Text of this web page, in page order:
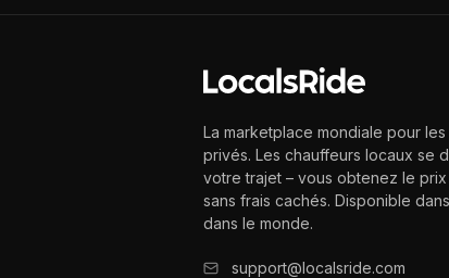
La marketplace mondiale pour
privés. Les chauffeurs locaux se
votre trajet – vous obtenez le
sans frais cachés. Disponible
dans le monde.
support@localsride.com